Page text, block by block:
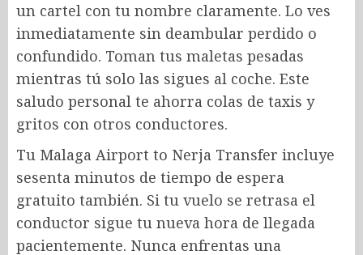
un cartel con tu nombre claramente. Lo ves
inmediatamente sin deambular perdido o
confundido. Toman tus maletas pesadas
mientras tú solo las sigues al coche. Este
saludo personal te ahorra colas de taxis y
gritos con otros conductores.
Tu Malaga Airport to Nerja Transfer incluye
sesenta minutos de tiempo de espera
gratuito también. Si tu vuelo se retrasa el
conductor sigue tu nueva hora de llegada
pacientemente. Nunca enfrentas una